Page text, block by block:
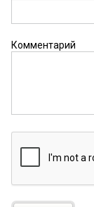
Комментарий